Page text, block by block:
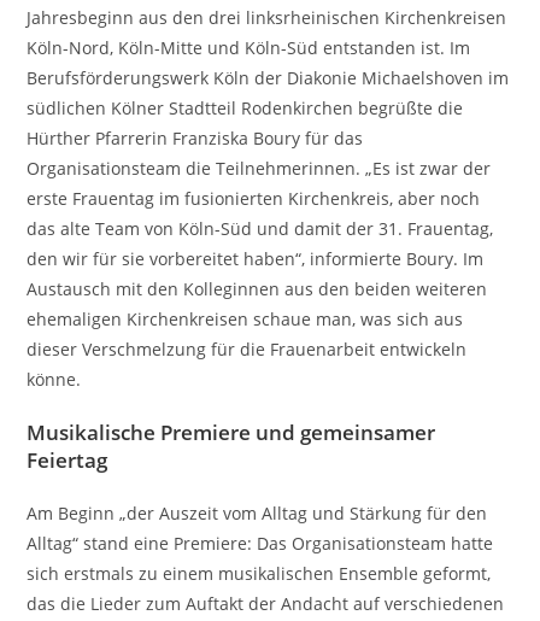
Jahresbeginn aus den drei linksrheinischen Kirchenkreisen
Köln-Nord, Köln-Mitte und Köln-Süd entstanden ist. Im
Berufsförderungswerk Köln der Diakonie Michaelshoven im
südlichen Kölner Stadtteil Rodenkirchen begrüßte die
Hürther Pfarrerin Franziska Boury für das
Organisationsteam die Teilnehmerinnen. „Es ist zwar der
erste Frauentag im fusionierten Kirchenkreis, aber noch
das alte Team von Köln-Süd und damit der 31. Frauentag,
den wir für sie vorbereitet haben“, informierte Boury. Im
Austausch mit den Kolleginnen aus den beiden weiteren
ehemaligen Kirchenkreisen schaue man, was sich aus
dieser Verschmelzung für die Frauenarbeit entwickeln
könne.
Musikalische Premiere und gemeinsamer
Feiertag
Am Beginn „der Auszeit vom Alltag und Stärkung für den
Alltag“ stand eine Premiere: Das Organisationsteam hatte
sich erstmals zu einem musikalischen Ensemble geformt,
das die Lieder zum Auftakt der Andacht auf verschiedenen